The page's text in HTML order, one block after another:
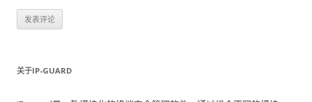
关于IP-GUARD